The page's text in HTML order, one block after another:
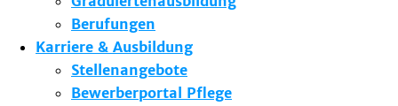
Berufungen
Karriere & Ausbildung
Stellenangebote
Bewerberportal Pflege